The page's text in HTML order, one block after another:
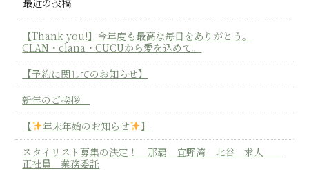
【Thank you!】今年度も最高な毎日をありがとう。
CLAN・clana・CUCUから愛を込めて。
【予約に関してのお知らせ】
新年のご挨拶
【
年末年始のお知らせ
】
スタイリスト募集の決定！ 那覇 宜野湾 北谷 求人
正社員 業務委託